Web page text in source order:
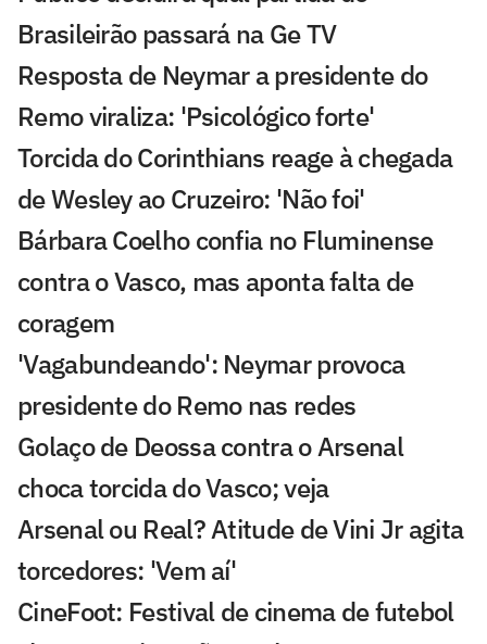
Brasileirão passará na Ge TV
Resposta de Neymar a presidente do
Remo viraliza: 'Psicológico forte'
Torcida do Corinthians reage à chegada
de Wesley ao Cruzeiro: 'Não foi'
Bárbara Coelho confia no Fluminense
contra o Vasco, mas aponta falta de
coragem
'Vagabundeando': Neymar provoca
presidente do Remo nas redes
Golaço de Deossa contra o Arsenal
choca torcida do Vasco; veja
Arsenal ou Real? Atitude de Vini Jr agita
torcedores: 'Vem aí'
CineFoot: Festival de cinema de futebol